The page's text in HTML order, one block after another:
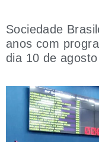
Sociedade
anos com
dia 10 de agosto